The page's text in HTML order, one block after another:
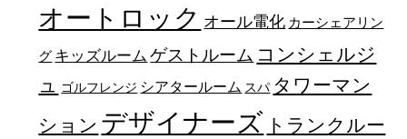
オートロック オール電化 カーシェアリン
グ キッズルーム ゲストルーム コンシェルジ
ュ
ゴルフレンジ シアタールーム スパ タワーマン
ション デザイナーズ トランクルー